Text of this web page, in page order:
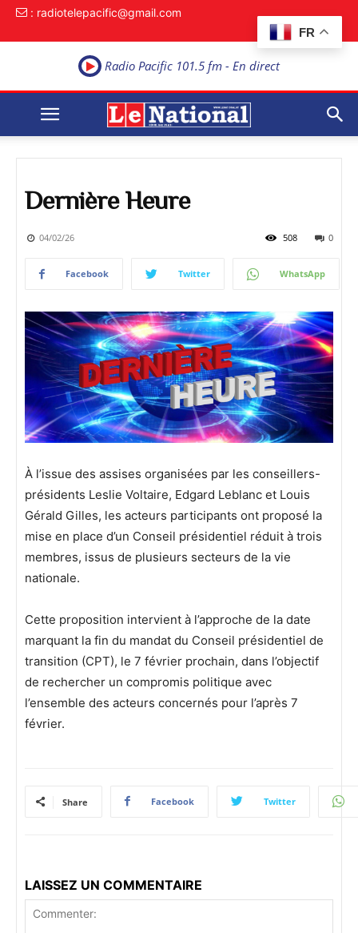
FR
: radiotelepacific@gmail.com
Radio Pacific 101.5 fm - En direct
Dernière Heure
04/02/26 0
508
Facebook Twitter WhatsApp
À l’issue des assises organisées par les conseillers-
présidents Leslie Voltaire, Edgard Leblanc et Louis
Gérald Gilles, les acteurs participants ont proposé la
mise en place d’un Conseil présidentiel réduit à trois
membres, issus de plusieurs secteurs de la vie
nationale.
Cette proposition intervient à l’approche de la date
marquant la fin du mandat du Conseil présidentiel de
transition (CPT), le 7 février prochain, dans l’objectif
de rechercher un compromis politique avec
l’ensemble des acteurs concernés pour l’après 7
février.
Share Facebook Twitter
LAISSEZ UN COMMENTAIRE